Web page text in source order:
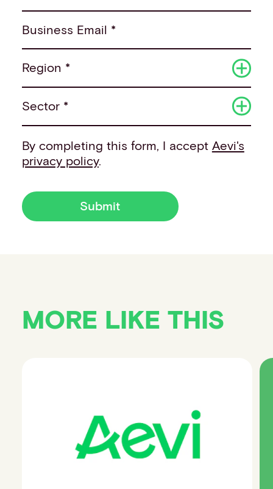
Business Email *
Region *
Sector *
By completing this form, I accept Aevi's
privacy policy.
Submit
MORE LIKE THIS